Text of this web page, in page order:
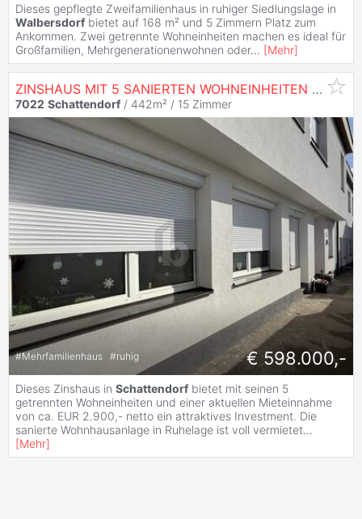
Dieses gepflegte Zweifamilienhaus in ruhiger Siedlungslage in
Walbersdorf bietet auf 168 m² und 5 Zimmern Platz zum
Ankommen. Zwei getrennte Wohneinheiten machen es ideal für
Großfamilien, Mehrgenerationenwohnen oder... [Mehr]
ZINSHAUS MIT 5 SANIERTEN WOHNEINHEITEN - VOLL VERMIETET
7022 Schattendorf / 442m² / 15 Zimmer
#Mehrfamilienhaus #ruhig € 598.000,-
Dieses Zinshaus in Schattendorf bietet mit seinen 5
getrennten Wohneinheiten und einer aktuellen Mieteinnahme
von ca. EUR 2.900,- netto ein attraktives Investment. Die
sanierte Wohnhausanlage in Ruhelage ist voll vermietet...
[Mehr]